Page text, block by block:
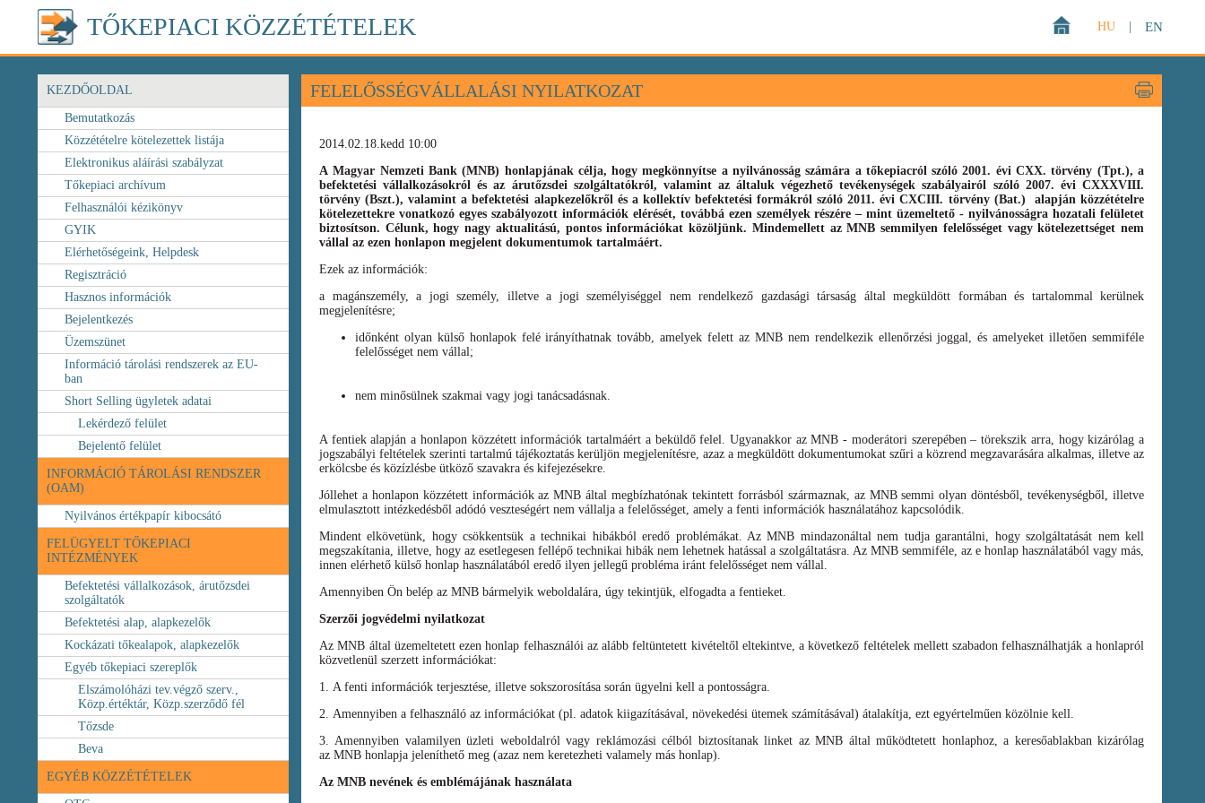
TŐKEPIACI KÖZZÉTÉTELEK EN
HU
KEZDŐOLDAL
Bemutatkozás
Közzétételre kötelezettek listája
Elektronikus aláírási szabályzat
Tőkepiaci archívum
Felhasználói kézikönyv
GYIK
Elérhetőségeink, Helpdesk
Regisztráció
Hasznos információk
Bejelentkezés
Üzemszünet
Információ tárolási rendszerek az EU-
ban
Short Selling ügyletek adatai
Lekérdező felület
Bejelentő felület
INFORMÁCIÓ TÁROLÁSI RENDSZER
(OAM)
Nyilvános értékpapír kibocsátó
FELÜGYELT TŐKEPIACI
INTÉZMÉNYEK
Befektetési vállalkozások, árutőzsdei
szolgáltatók
Befektetési alap, alapkezelők
Kockázati tőkealapok, alapkezelők
Egyéb tőkepiaci szereplők
Elszámolóházi tev.végző szerv.,
Közp.értéktár, Közp.szerződő fél
Tőzsde
Beva
EGYÉB KÖZZÉTÉTELEK
FELELŐSSÉGVÁLLALÁSI NYILATKOZAT
2014.02.18.kedd 10:00
A Magyar Nemzeti Bank (MNB) honlapjának célja, hogy megkönnyítse a nyilvánosság számára a tőkepiacról szóló 2001. évi CXX. törvény (Tpt.), a
befektetési vállalkozásokról és az árutőzsdei szolgáltatókról, valamint az általuk végezhető tevékenységek szabályairól szóló 2007. évi CXXXVIII.
törvény(Bszt.), valaminta befektetési alapkezelőkről és a kollektív befektetési formákról szóló2011. évi CXCIII. törvény (Bat.)
alapján közzétételre
kötelezettekre vonatkozó egyes szabályozott információk elérését, továbbá ezen személyek részére – mint üzemeltető - nyilvánosságra hozatali felületet
biztosítson. Célunk, hogy nagy aktualitású, pontos információkat közöljünk. Mindemellett az MNB semmilyen felelősséget vagy kötelezettséget nem
vállal az ezen honlapon megjelent dokumentumok tartalmáért.
Ezek az információk:
a magánszemély, a jogi személy, illetve a jogi személyiséggel nem rendelkező gazdasági társaság által megküldött formában és tartalommal kerülnek
megjelenítésre;
időnként olyan külső honlapok felé irányíthatnak tovább, amelyek felett az MNB nem rendelkezik ellenőrzési joggal, és amelyeket illetően semmiféle
felelősséget nem vállal;
nem minősülnek szakmai vagy jogi tanácsadásnak.
A fentiek alapján a honlapon közzétett információk tartalmáért a beküldő felel. Ugyanakkor az MNB - moderátori szerepében – törekszik arra, hogy kizárólag a
jogszabályi feltételek szerinti tartalmú tájékoztatás kerüljön megjelenítésre, azaz a megküldött dokumentumokat szűri a közrend megzavarására alkalmas, illetve az
erkölcsbe és közízlésbe ütköző szavakra és kifejezésekre.
Jóllehet a honlapon közzétett információk az MNB által megbízhatónak tekintett forrásból származnak, az MNB semmi olyan döntésből, tevékenységből, illetve
elmulasztott intézkedésből adódó veszteségért nem vállalja a felelősséget, amely a fenti információk használatához kapcsolódik.
Mindent elkövetünk, hogy csökkentsük a technikai hibákból eredő problémákat. Az MNB mindazonáltal nem tudja garantálni, hogy szolgáltatását nem kell
megszakítania, illetve, hogy az esetlegesen fellépő technikai hibák nem lehetnek hatással a szolgáltatásra. Az MNB semmiféle, az e honlap használatából vagy más,
innen elérhető külső honlap használatából eredő ilyen jellegű probléma iránt felelősséget nem vállal.
Amennyiben Ön belép az MNB bármelyik weboldalára, úgy tekintjük, elfogadta a fentieket.
Szerzői jogvédelmi nyilatkozat
Az MNB által üzemeltetett ezen honlap felhasználói az alább feltüntetett kivételtől eltekintve, a következő feltételek mellett szabadon felhasználhatják a honlapról
közvetlenül szerzett információkat:
1. A fenti információk terjesztése, illetve sokszorosítása során ügyelni kell a pontosságra.
2. Amennyiben a felhasználó az információkat (pl. adatok kiigazításával, növekedési ütemek számításával) átalakítja, ezt egyértelműen közölnie kell.
3. Amennyiben valamilyen üzleti weboldalról vagy reklámozási célból biztosítanak linket az MNB által működtetett honlaphoz, a keresőablakban kizárólag
az MNB honlapja jeleníthető meg (azaz nem keretezheti valamely más honlap).
Az MNB nevének és emblémájának használata